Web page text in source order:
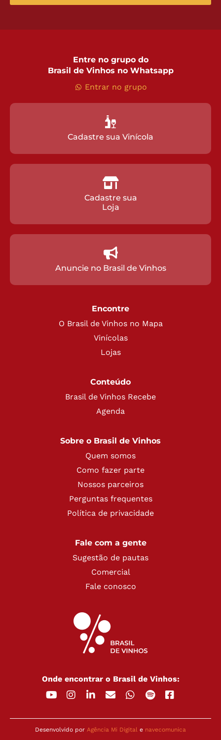
Entre no grupo do
Brasil de Vinhos no Whatsapp
Entrar no grupo
Cadastre sua Vinícola
Cadastre sua
Loja
Anuncie no Brasil de Vinhos
Encontre
O Brasil de Vinhos no Mapa
Vinícolas
Lojas
Conteúdo
Brasil de Vinhos Recebe
Agenda
Sobre o Brasil de Vinhos
Quem somos
Como fazer parte
Nossos parceiros
Perguntas frequentes
Política de privacidade
Fale com a gente
Sugestão de pautas
Comercial
Fale conosco
Onde encontrar o Brasil de Vinhos:
Desenvolvido por Agência Mi Digital e navecomunica